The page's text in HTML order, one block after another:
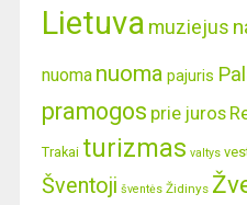
Lietuva muziejus
nuoma nuoma pajuris
pramogos prie juros
Trakai turizmas valtys
Šventoji šventės Židinys